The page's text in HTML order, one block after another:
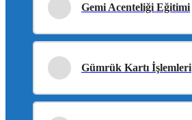
Gemi Acenteliği Eğitimi
Gümrük Kartı İşlemleri